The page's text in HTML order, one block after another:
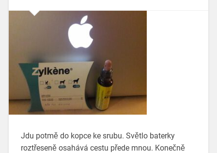
Jdu potmě do kopce ke srubu. Světlo baterky
roztřeseně osahává cestu přede mnou. Konečně